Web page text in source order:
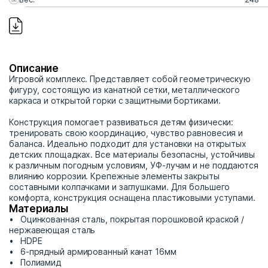
Описание
Игровой комплекс. Представляет собой геометрическую
фигуру, состоящую из канатной сетки, металлического
каркаса и открытой горки с защитными бортиками.
Конструкция помогает развиваться детям физически:
тренировать свою координацию, чувство равновесия и
баланса. Идеально подходит для установки на открытых
детских площадках. Все материалы безопасны, устойчивы
к различным погодным условиям, УФ-лучам и не поддаются
влиянию коррозии. Крепежные элементы закрыты
составными колпачками и заглушками. Для большего
комфорта, конструкция оснащена пластиковыми уступами.
Материалы
Оцинкованная сталь, покрытая порошковой краской /
нержавеющая сталь
HDPE
6-прядный армированный канат 16мм
Полиамид